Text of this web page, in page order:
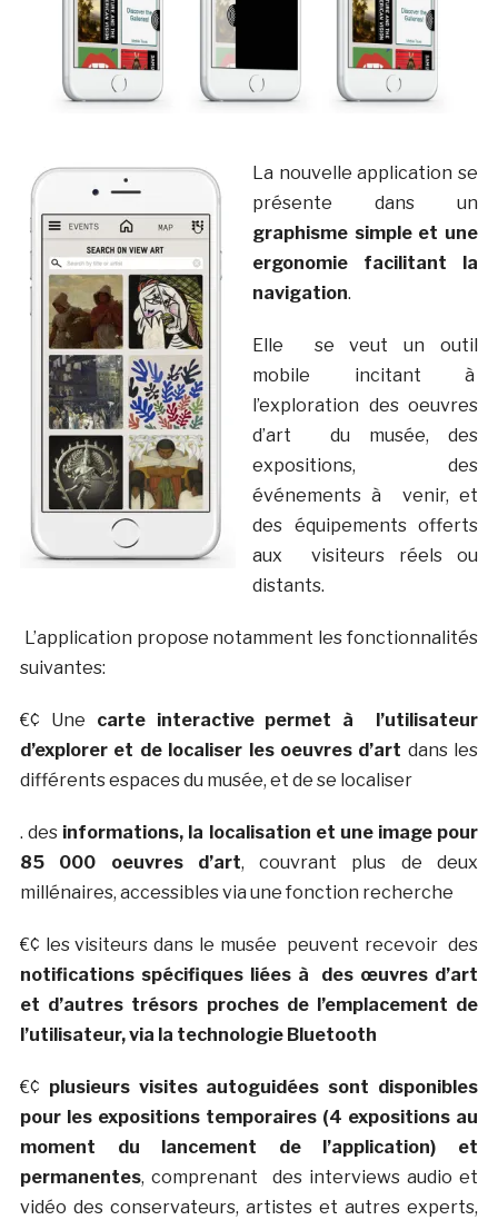
La nouvelle application se
présente dans un
graphisme simple et une
ergonomie facilitant la
navigation.
Elle se veut un outil
mobile incitant à
l’exploration des oeuvres
d’art du musée, des
expositions, des
événements à venir, et
des équipements offerts
aux visiteurs réels ou
distants.
L’application propose notamment les fonctionnalités
suivantes:
€¢ Une carte interactive permet à l’utilisateur
d’explorer et de localiser les oeuvres d’art dans les
différents espaces du musée, et de se localiser
. des informations, la localisation et une image pour
85 000 oeuvres d’art, couvrant plus de deux
millénaires, accessibles via une fonction recherche
€¢ les visiteurs dans le musée peuvent recevoir des
notifications spécifiques liées à des œuvres d’art
et d’autres trésors proches de l’emplacement de
l’utilisateur, via la technologie Bluetooth
€¢ plusieurs visites autoguidées sont disponibles
pour les expositions temporaires (4 expositions au
moment du lancement de l’application) et
permanentes, comprenant des interviews audio et
vidéo des conservateurs, artistes et autres experts,